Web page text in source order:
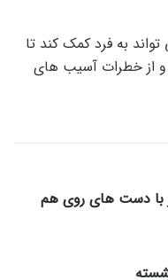
به فرد کمک کند تا
و از خطرات آسیب های
با دست های روی هم